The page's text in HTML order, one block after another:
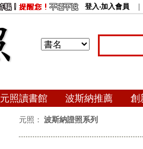
登入‧加入會員
元照讀書館 波斯納推薦 創
元照： 波斯納證照系列